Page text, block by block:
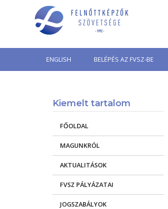
ENGLISH BELÉPÉS AZ FVSZ-BE
Kiemelt tartalom
FŐOLDAL
MAGUNKRÓL
AKTUALITÁSOK
FVSZ PÁLYÁZATAI
JOGSZABÁLYOK